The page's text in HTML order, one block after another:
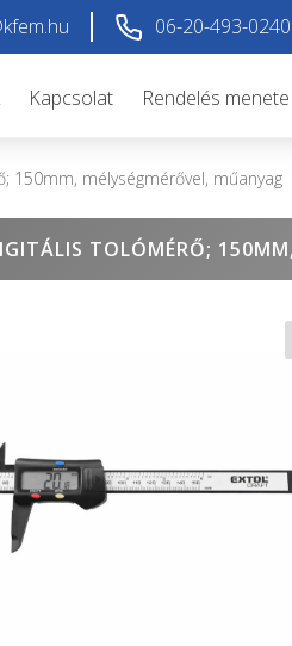
06-20-493-0240
Kapcsolat Rendelés menete
150mm, mélységmérővel, műanyag
TOLÓMÉRŐ;